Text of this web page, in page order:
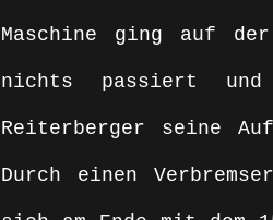
Maschine ging auf
nichts passiert und
Reiterberger seine
Durch einen